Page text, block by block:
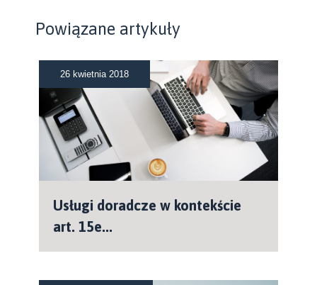
Powiązane artykuły
26 kwietnia 2018
Usługi doradcze w kontekście
art. 15e...